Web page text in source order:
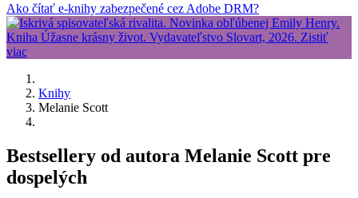
Ako čítať e-knihy zabezpečené cez Adobe DRM?
Knihy
Melanie Scott
Bestsellery od autora Melanie Scott pre
dospelých